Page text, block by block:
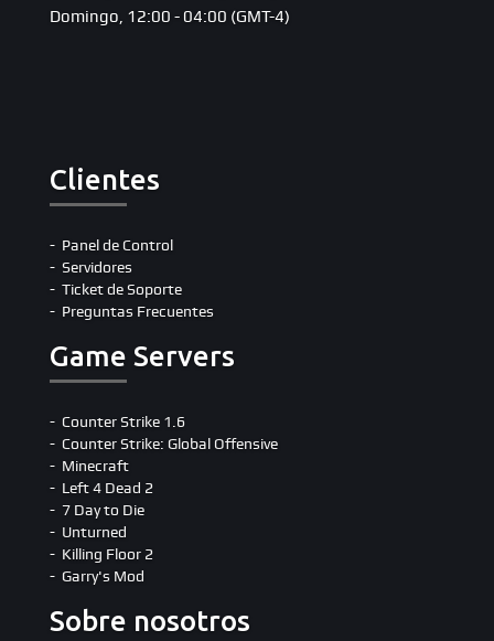
Domingo, 12:00 - 04:00 (GMT-4)
Clientes
Panel de Control
Servidores
Ticket de Soporte
Preguntas Frecuentes
Game Servers
Counter Strike 1.6
Counter Strike: Global Offensive
Minecraft
Left 4 Dead 2
7 Day to Die
Unturned
Killing Floor 2
Garry's Mod
Sobre nosotros